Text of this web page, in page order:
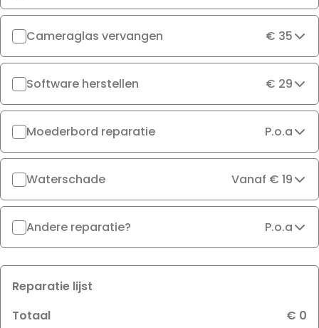
Cameraglas vervangen € 35
Software herstellen € 29
Moederbord reparatie P.o.a
Waterschade Vanaf € 19
Andere reparatie? P.o.a
Reparatie lijst
Totaal
€ 0